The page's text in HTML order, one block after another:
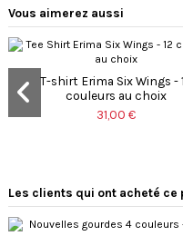
Vous aimerez aussi
T-shirt Erima Six Wings -
couleurs au choix
31,00 €
Les clients qui ont acheté